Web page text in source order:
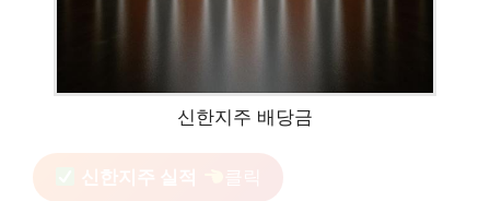
신한지주 배당금
신한지주 실적